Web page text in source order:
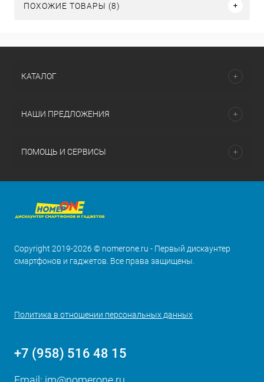
ПОХОЖИЕ ТОВАРЫ (8)
КАТАЛОГ
НАШИ ПРЕДЛОЖЕНИЯ
ПОМОЩЬ И СЕРВИСЫ
Copyright 2019-2026 © nomerone.ru - Первый дискаунтер
смартфонов и гаджетов. Все права защищены.
Политика в отношении персональных данных
+7 (958) 516 48 15